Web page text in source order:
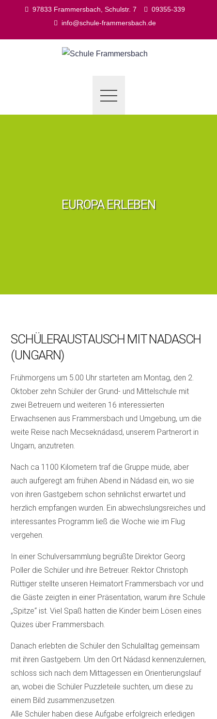
97833 Frammersbach, Schulstr. 7
09355-339
info@schule-frammersbach.de
EUROPA ERLEBEN
SCHÜLERAUSTAUSCH MIT NADASCH
(UNGARN)
Frühmorgens um 5.00 Uhr starteten am Montag, den 2.
Oktober zehn Schüler der Grund- und Mittelschule mit
zwei Betreuern und weiteren 16 interessierten
Erwachsenen aus Frammersbach und Umgebung, um die
weite Reise nach Mecseknádasd, unserem Partnerort in
Ungarn, anzutreten.
Nach ca 1100 Kilometern traf die Gruppe müde, aber
auch aufgeregt am frühen Abend in Nádasd ein, wo sie
von ihren Gastgebern schon sehnlichst erwartet und
herzlich empfangen wurden. Ein abwechslungsreiches und
interessantes Programm ließ die Woche wie im Flug
vergehen.
In einer Schulversammlung begrüßte Direktor Georg
Poller die Schüler und ihre Betreuer. Rektor Christoph
Rüttiger stellte unseren Heimatort Frammersbach vor und
die Gäste zeigten in einer Präsentation, warum ihre Schule
„Spitze“ ist. Viel Spaß hatten die Kinder beim Lösen eines
Quizes über Frammersbach.
Danach erlebten die Schüler den Schulalltag gemeinsam
mit ihren Gastgebern. Um den Ort Nádasd kennenzulernen,
schloss sich nach dem Mittagessen ein Orientierungslauf
an, wobei die Schüler Puzzleteile suchten, um diese zu
einem Bild zusammenzusetzen.
Alle Schüler haben diese Aufgabe erfolgreich erledigen